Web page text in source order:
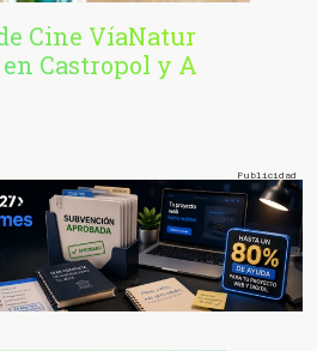
Cine VíaNatur
Castropol y A